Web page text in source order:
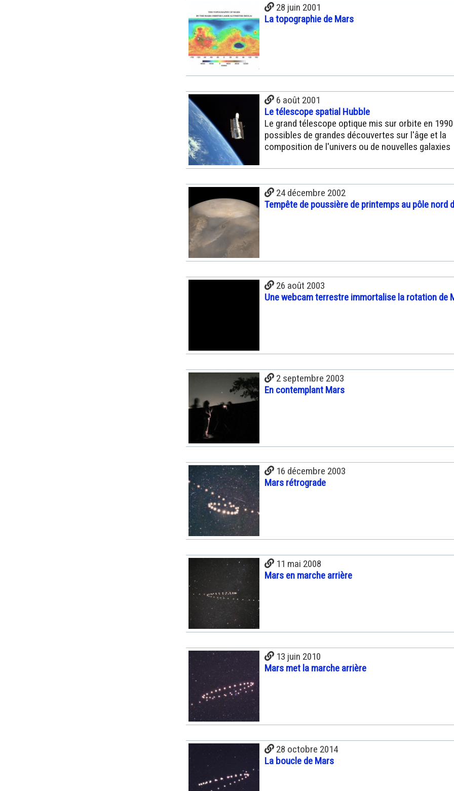
28 juin 2001
La topographie de Mars
6 août 2001
Le télescope spatial Hubble
Le grand télescope optique mis sur orbite en
possibles de grandes découvertes sur l'âge et la
composition de l'univers ou de nouvelles galaxies
24 décembre 2002
Tempête de poussière de printemps au pôle nord
26 août 2003
Une webcam terrestre immortalise la rotation de
2 septembre 2003
En contemplant Mars
16 décembre 2003
Mars rétrograde
11 mai 2008
Mars en marche arrière
13 juin 2010
Mars met la marche arrière
28 octobre 2014
La boucle de Mars